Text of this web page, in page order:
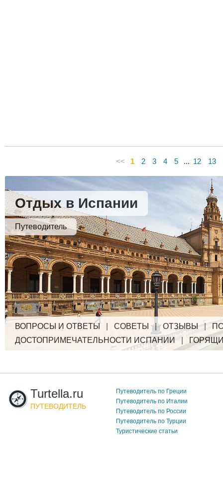
<< 1 2 3 4 5 ... 12 13
Отдых в Испании
Путеводитель
ВОПРОСЫ И ОТВЕТЫ | СОВЕТЫ |ОТЗЫВЫ|
ДОСТОПРИМЕЧАТЕЛЬНОСТИ ИСПАНИИ|
Turtella.ru
ПУТЕВОДИТЕЛЬ
Путеводитель по Греции
Путеводитель по Италии
Путеводитель по России
Путеводитель по Турции
Туристические статьи